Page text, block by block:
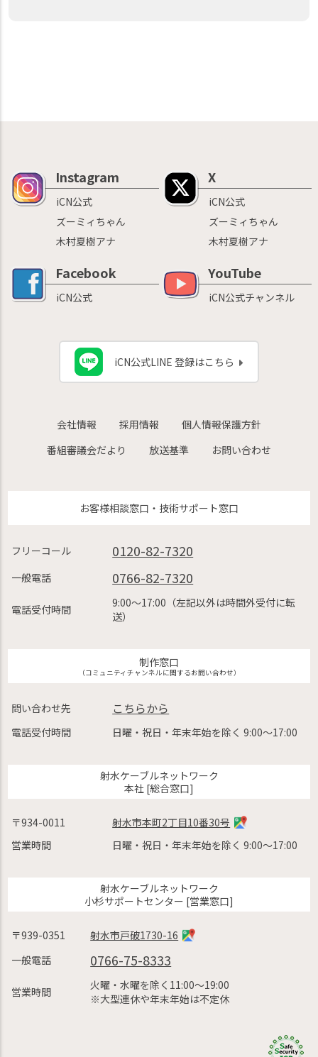
Instagram
iCN公式
ズーミィちゃん
木村夏樹アナ
X
iCN公式
ズーミィちゃん
木村夏樹アナ
Facebook
iCN公式
YouTube
iCN公式チャンネル
iCN公式LINE 登録はこちら
会社情報 採用情報
個人情報保護方針
番組審議会だより
放送基準 お問い合わせ
お客様相談窓口・技術サポート窓口
フリーコール 0120-82-7320
一般電話 0766-82-7320
電話受付時間
9:00〜17:00（左記以外は時間外受付に転
送）
制作窓口
（コミュニティチャンネルに関するお問い合わせ）
問い合わせ先 こちらから
電話受付時間 日曜・祝日・年末年始を除く 9:00〜17:00
射水ケーブルネットワーク
本社 [総合窓口]
〒934-0011
射水市本町2丁目10番30号
営業時間
日曜・祝日・年末年始を除く 9:00〜17:00
射水ケーブルネットワーク
小杉サポートセンター [営業窓口]
〒939-0351
射水市戸破1730-16
一般電話
0766-75-8333
営業時間
火曜・水曜を除く11:00〜19:00
※大型連休や年末年始は不定休